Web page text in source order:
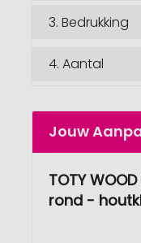
3. Bedrukking
4. Aantal
Jouw
TOTY
rond -